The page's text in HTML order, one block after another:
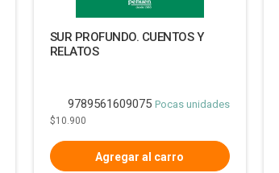
SUR PROFUNDO. CUENTOS Y
RELATOS
9789561609075 Pocas unidades
$10.900